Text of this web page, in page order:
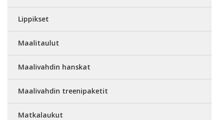
Lippikset
Maalitaulut
Maalivahdin hanskat
Maalivahdin treenipaketit
Matkalaukut